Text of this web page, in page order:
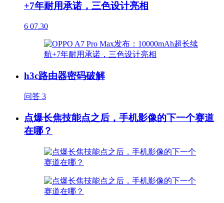
+7年耐用承诺，三色设计亮相
6 07.30
h3c路由器密码破解
问答 3
点爆长焦技能点之后，手机影像的下一个赛道
在哪？